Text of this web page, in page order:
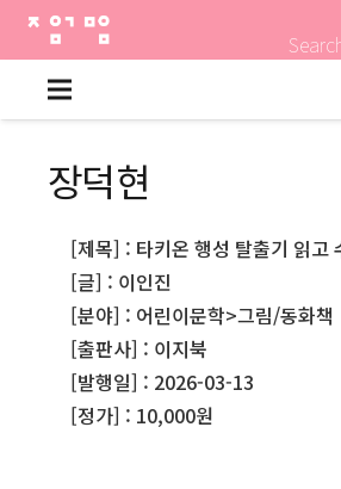
장덕현
[제목] : 타키온 행성 탈출기 읽고
[글] : 이인진
[분야] : 어린이문학>그림/동화책
[출판사] : 이지북
[발행일] : 2026-03-13
[정가] : 10,000원